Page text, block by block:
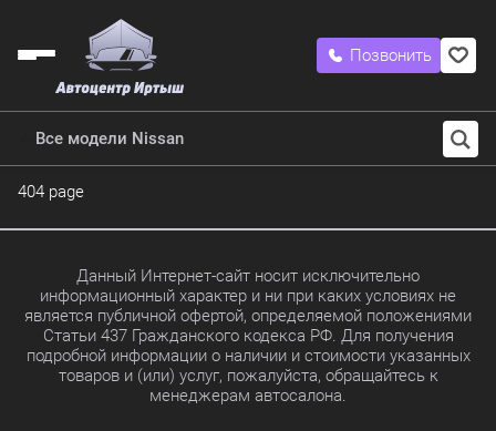
Позвонить
Все модели Nissan
404 page
Данный Интернет-сайт носит исключительно
информационный характер и ни при каких условиях не
является публичной офертой, определяемой положениями
Статьи 437 Гражданского кодекса РФ. Для получения
подробной информации о наличии и стоимости указанных
товаров и (или) услуг, пожалуйста, обращайтесь к
менеджерам автосалона.